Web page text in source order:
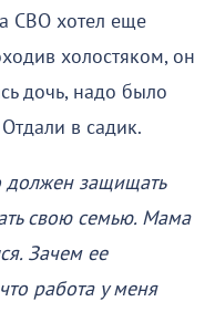
СВО хотел еще
холостяком, он
дочь, надо было
в садик.
должен защищать
свою семью. Мама
Зачем ее
работа у меня